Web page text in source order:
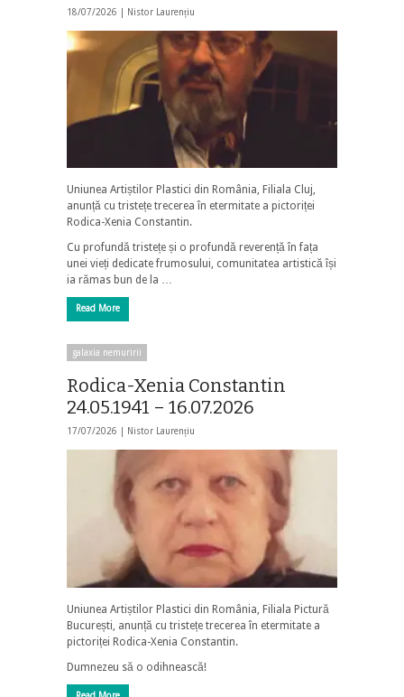
18/07/2026 | Nistor Laurențiu
Uniunea Artiștilor Plastici din România, Filiala Cluj,
anunță cu tristețe trecerea în etermitate a pictoriței
Rodica-Xenia Constantin.
Cu profundă tristețe și o profundă reverență în fața
unei vieți dedicate frumosului, comunitatea artistică își
ia rămas bun de la …
Read More
galaxia nemuririi
Rodica-Xenia Constantin
24.05.1941 – 16.07.2026
17/07/2026 | Nistor Laurențiu
Uniunea Artiștilor Plastici din România, Filiala Pictură
București, anunță cu tristețe trecerea în etermitate a
pictoriței Rodica-Xenia Constantin.
Dumnezeu să o odihnească!